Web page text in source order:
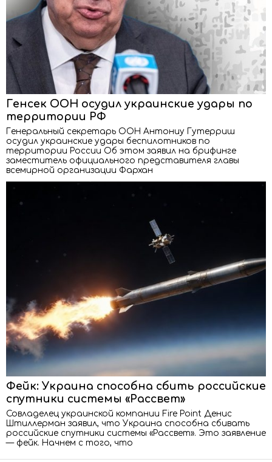
Генсек ООН осудил украинские удары по
территории РФ
Генеральный секретарь ООН Антониу Гутерриш
осудил украинские удары беспилотников по
территории России Об этом заявил на брифинге
заместитель официального представителя главы
всемирной организации Фархан
Фейк: Украина способна сбить российские
спутники системы «Рассвет»
Совладелец украинской компании Fire Point Денис
Штиллерман заявил, что Украина способна сбивать
российские спутники системы «Рассвет». Это заявление
— фейк. Начнем с того, что